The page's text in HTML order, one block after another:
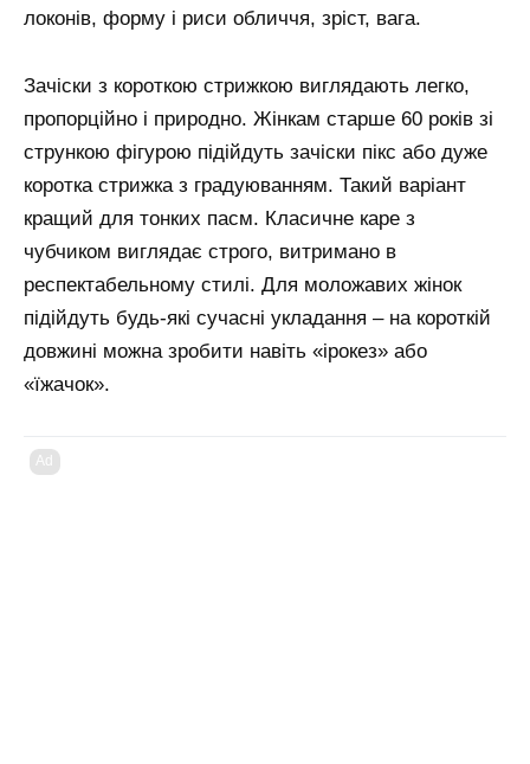
локонів, форму і риси обличчя, зріст, вага.
Зачіски з короткою стрижкою виглядають легко,
пропорційно і природно. Жінкам старше 60 років зі
стрункою фігурою підійдуть зачіски пікс або дуже
коротка стрижка з градуюванням. Такий варіант
кращий для тонких пасм. Класичне каре з
чубчиком виглядає строго, витримано в
респектабельному стилі. Для моложавих жінок
підійдуть будь-які сучасні укладання – на короткій
довжині можна зробити навіть «ірокез» або
«їжачок».
Ad